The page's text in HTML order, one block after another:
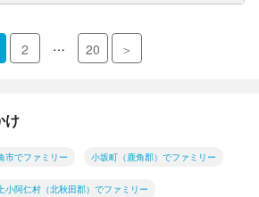
2 … 20 ＞
け
市でファミリー 小坂町（鹿角郡）でファミリー
小阿仁村（北秋田郡）でファミリー